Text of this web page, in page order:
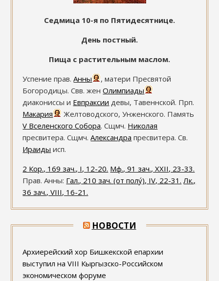
Седмица 10-я по Пятидесятнице.
День постный.
Пища с растительным маслом.
Успение прав.Анны
, матери Пресвятой
Богородицы. Свв. женОлимпиады
диакониссы и Евпраксии девы, Тавеннской. Прп.
Макария
Желтоводского, Унженского. Память
V Вселенского Собора. Сщмч. Николая
пресвитера. Сщмч.Александра пресвитера. Св.
Ираиды исп.
2 Кор., 169 зач., I, 12-20. Мф., 91 зач., XXII, 23-33.
Прав. Анны: Гал., 210 зач. (от полу́), IV, 22-31. Лк.,
36 зач., VIII, 16-21.
НОВОСТИ
Архиерейский хор Бишкекской епархии
выступил на VIII Кыргызско-Российском
экономическом форуме